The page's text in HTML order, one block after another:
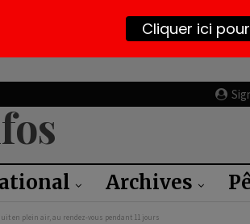
Archives
en plein air, au rendez-vous pendant 11 jours
Cliquer ici